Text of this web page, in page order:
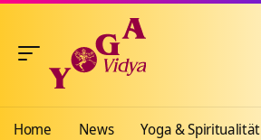
Home News Yoga & Spiritualität